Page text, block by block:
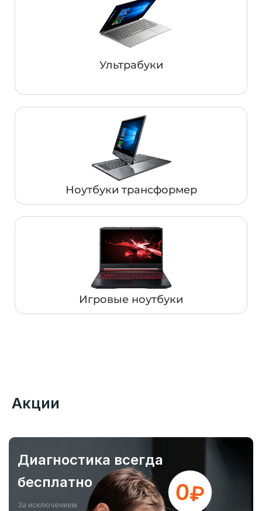
Ультрабуки
Ноутбуки трансформер
Игровые ноутбуки
Акции
Диагностика всегда
бесплатно
За исключением